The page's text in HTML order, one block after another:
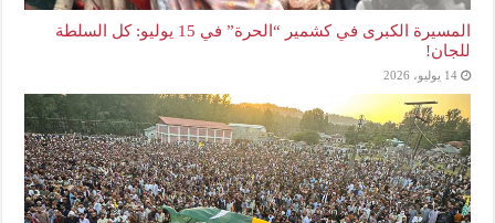
المسيرة الكبرى في كشمير “الحرة” في 15 يوليو: كل السلطة
للجان!
14 يوليو، 2026